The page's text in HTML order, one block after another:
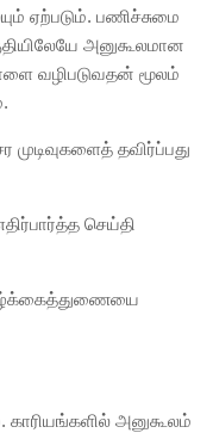
ஏற்படும். பணிச்சுமை
அனுகூலமான
வழிபடுவதன் மூலம்
தவிர்ப்பது
செய்தி
காரியங்களில் அனுகூலம்